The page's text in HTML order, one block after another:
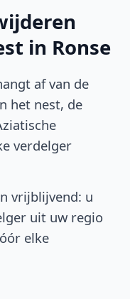
in Ronse
af van de
het nest, de
verdelger
vrijblijvend: u
uit uw regio
elke